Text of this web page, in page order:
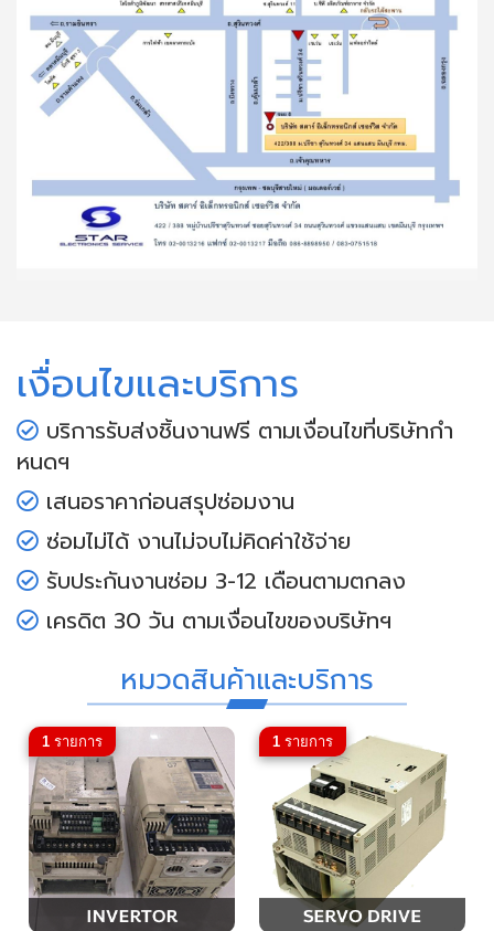
เงื่อนไขและบริการ
บริการรับส่งชิ้นงานฟรี ตามเงื่อนไขที่บริษัทกำ
หนดฯ
เสนอราคาก่อนสรุปซ่อมงาน
ซ่อมไม่ได้ งานไม่จบไม่คิดค่าใช้จ่าย
รับประกันงานซ่อม 3-12 เดือนตามตกลง
เครดิต 30 วัน ตามเงื่อนไขของบริษัทฯ
หมวดสินค้าและบริการ
1 รายการ 1 รายการ